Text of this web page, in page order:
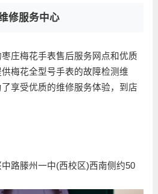
修服务中心
庄梅花手表售后服务网点和优质
梅花全型号手表的故障检测维
享受优质的维修服务体验，到店
路滕州一中(西校区)西南侧约50